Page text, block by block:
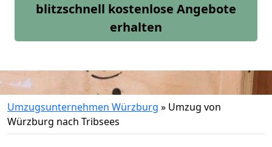
blitzschnell kostenlose Angebote
erhalten
Umzugsunternehmen Würzburg » Umzug von
Würzburg nach Tribsees